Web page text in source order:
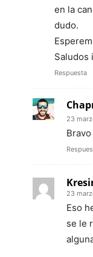
en la
dudo.
Saludos
Respuesta
23
23
Eso
se le